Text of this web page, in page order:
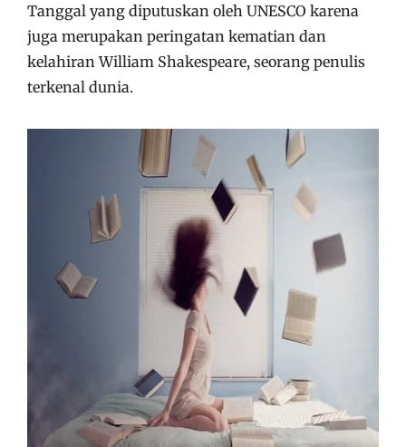
Tanggal yang diputuskan oleh UNESCO karena
juga merupakan peringatan kematian dan
kelahiran William Shakespeare, seorang penulis
terkenal dunia.